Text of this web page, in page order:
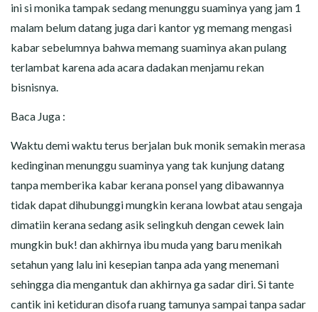
ini si monika tampak sedang menunggu suaminya yang jam 1
malam belum datang juga dari kantor yg memang mengasi
kabar sebelumnya bahwa memang suaminya akan pulang
terlambat karena ada acara dadakan menjamu rekan
bisnisnya.
Baca Juga :
Waktu demi waktu terus berjalan buk monik semakin merasa
kedinginan menunggu suaminya yang tak kunjung datang
tanpa memberika kabar kerana ponsel yang dibawannya
tidak dapat dihubunggi mungkin kerana lowbat atau sengaja
dimatiin kerana sedang asik selingkuh dengan cewek lain
mungkin buk! dan akhirnya ibu muda yang baru menikah
setahun yang lalu ini kesepian tanpa ada yang menemani
sehingga dia mengantuk dan akhirnya ga sadar diri. Si tante
cantik ini ketiduran disofa ruang tamunya sampai tanpa sadar